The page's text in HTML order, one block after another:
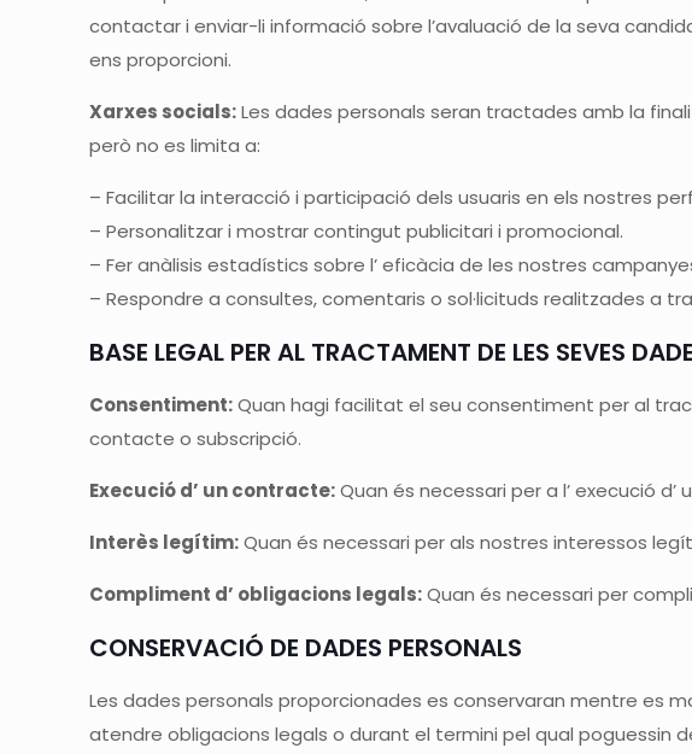
contactar i enviar-li informació sobre l’avaluació de la seva
ens proporcioni.
Xarxes socials:Les dades personals seran tractades amb la
però no es limita a:
– Facilitar la interacció i participació dels usuaris en els nostres
– Personalitzar i mostrar contingut publicitari i promocional.
– Fer anàlisis estadístics sobre l’ eficàcia de les nostres
– Respondre a consultes, comentaris o sol·licituds realitzades a
BASE LEGAL PER AL TRACTAMENT DE LES SEVES
Consentiment:Quan hagi facilitat el seu consentiment per al
contacte o subscripció.
Execució d’ un contracte:Quan és necessari per a l’ execució
Interès legítim:Quan és necessari per als nostres interessos
Compliment d’ obligacions legals:Quan és necessari per
CONSERVACIÓ DE DADES PERSONALS
Les dades personals proporcionades es conservaran mentre es
atendre obligacions legals o durant el termini pel qual poguessin